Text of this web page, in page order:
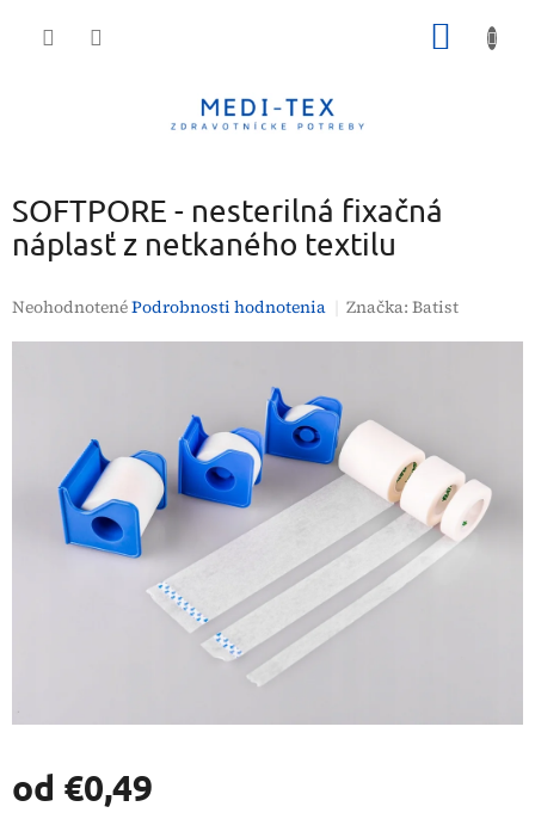
SOFTPORE - nesterilná fixačná
náplasť z netkaného textilu
Priemerné
hviezdičiek.
NeohodnotenéPodrobnosti hodnotenia Značka:Batist
od €0,49